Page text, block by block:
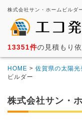
13351件の見積もり
HOME > 佐賀県の太陽
ビルダー
株式会社サン・